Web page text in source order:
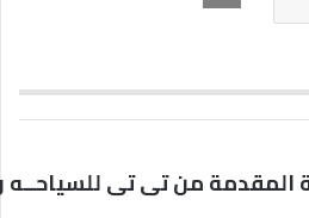
من تى تى للسياحــه